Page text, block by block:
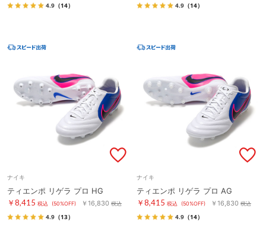
4.9 （14） 4.9 （14）
ナイキ
ティエンポ リゲラ プロ HG
￥8,415 税込 (50%OFF) ￥16,830 税込
4.9 （13）
ナイキ
ティエンポ リゲラ プロ AG
￥8,415 税込 (50%OFF) ￥16,830 税込
4.9 （14）